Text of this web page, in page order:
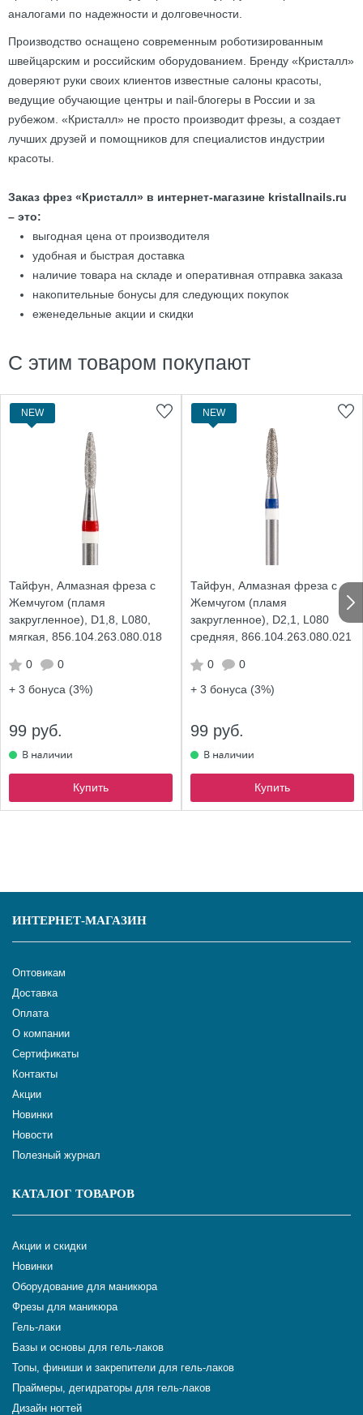
аналогами по надежности и долговечности.
Производство оснащено современным роботизированным
швейцарским и российским оборудованием. Бренду «Кристалл»
доверяют руки своих клиентов известные салоны красоты,
ведущие обучающие центры и nail-блогеры в России и за
рубежом. «Кристалл» не просто производит фрезы, а создает
лучших друзей и помощников для специалистов индустрии
красоты.
Заказ фрез «Кристалл» в интернет-магазине kristallnails.ru
– это:
выгодная цена от производителя
удобная и быстрая доставка
наличие товара на складе и оперативная отправка заказа
накопительные бонусы для следующих покупок
еженедельные акции и скидки
С этим товаром покупают
NEW
Тайфун, Алмазная фреза с
Жемчугом (пламя
закругленное), D1,8, L080,
мягкая, 856.104.263.080.018
0
0
+ 3 бонуса (3%)
99 руб.
Купить
NEW
Тайфун, Алмазная фреза с
Жемчугом (пламя
закругленное), D2,1, L080
средняя, 866.104.263.080.021
0
0
+ 3 бонуса (3%)
99 руб.
Купить
ИНТЕРНЕТ-МАГАЗИН
Оптовикам
Доставка
Оплата
О компании
Сертификаты
Контакты
Акции
Новинки
Новости
Полезный журнал
КАТАЛОГ ТОВАРОВ
Акции и скидки
Новинки
Оборудование для маникюра
Фрезы для маникюра
Гель-лаки
Базы и основы для гель-лаков
Топы, финиши и закрепители для гель-лаков
Праймеры, дегидраторы для гель-лаков
Дизайн ногтей